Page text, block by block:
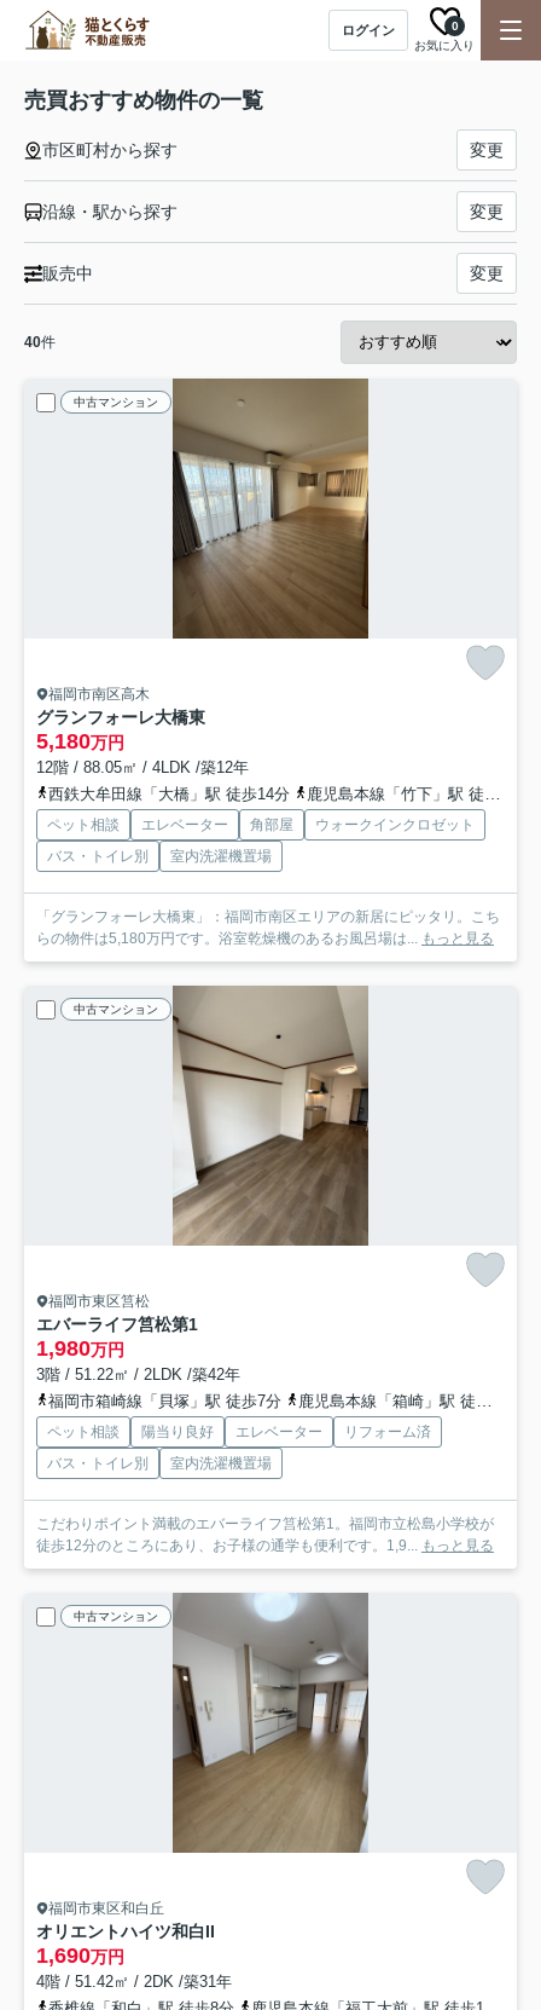
ログイン
お気に入り
0
売買おすすめ物件の一覧
市区町村から探す 変更
沿線・駅から探す 変更
販売中 変更
40件
中古マンション
福岡市南区高木
グランフォーレ大橋東
5,180万円
12階 / 88.05㎡ / 4LDK /築12年
西鉄大牟田線「大橋」駅 徒歩14分
鹿児島本線「竹下」駅 徒歩17分
ペット相談 エレベーター 角部屋
ウォークインクロゼット
バス・トイレ別
室内洗濯機置場
「グランフォーレ大橋東」：福岡市南区エリアの新居にピッタリ。こち
らの物件は5,180万円です。浴室乾燥機のあるお風呂場は... もっと見る
中古マンション
福岡市東区筥松
エバーライフ筥松第1
1,980万円
3階 / 51.22㎡ / 2LDK /築42年
福岡市箱崎線「貝塚」駅 徒歩7分
鹿児島本線「箱崎」駅 徒歩19分
ペット相談 陽当り良好 エレベーター
リフォーム済
バス・トイレ別
室内洗濯機置場
こだわりポイント満載のエバーライフ筥松第1。福岡市立松島小学校が
徒歩12分のところにあり、お子様の通学も便利です。1,9... もっと見る
中古マンション
福岡市東区和白丘
オリエントハイツ和白II
1,690万円
4階 / 51.42㎡ / 2DK /築31年